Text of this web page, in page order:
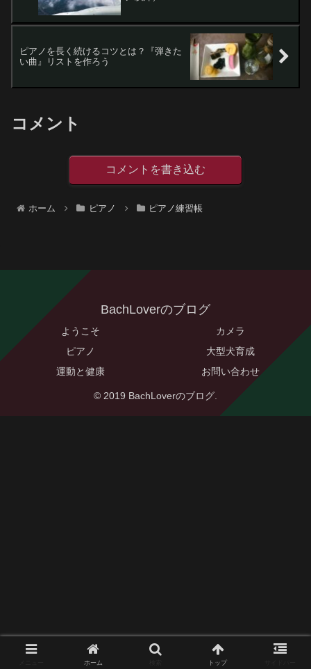
ピアノを長く続けるコツとは？『弾きた
い曲』リストを作ろう
コメント
コメントを書き込む
ホーム ピアノ ピアノ練習帳
BachLoverのブログ
ようこそ
カメラ
ピアノ
大型犬育成
運動と健康
お問い合わせ
© 2019 BachLoverのブログ.
ホーム トップ